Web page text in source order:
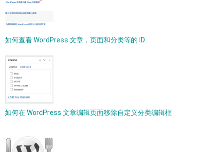
如何查看 WordPress 文章，页面和分类等的 ID
如何在 WordPress 文章编辑页面移除自定义分类编辑框